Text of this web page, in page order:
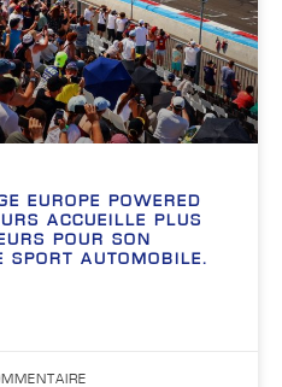
EUROPE POWERED
ACCUEILLE PLUS
POUR SON
SPORT AUTOMOBILE.